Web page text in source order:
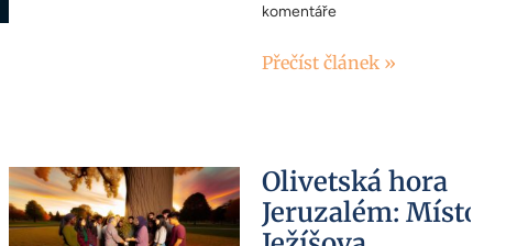
komentáře
Přečíst článek »
Olivetská hora
Jeruzalém: Místo